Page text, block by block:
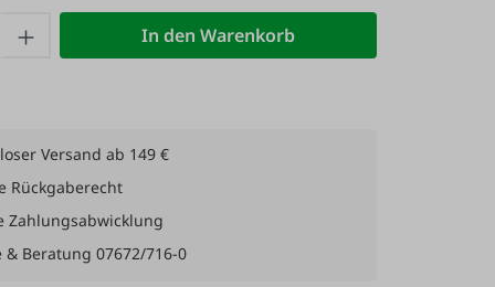
Anzahl: Gib den gewünschten Wert
In den Warenkorb
Versand ab 149 €
Rückgaberecht
Zahlungsabwicklung
& Beratung 07672/716-0